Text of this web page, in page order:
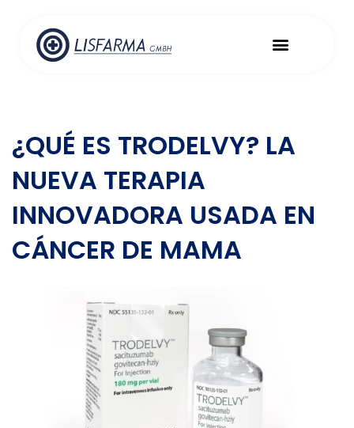
contenido
Menu
¿QUÉ ES TRODELVY? LA
NUEVA TERAPIA
INNOVADORA USADA EN
CÁNCER DE MAMA